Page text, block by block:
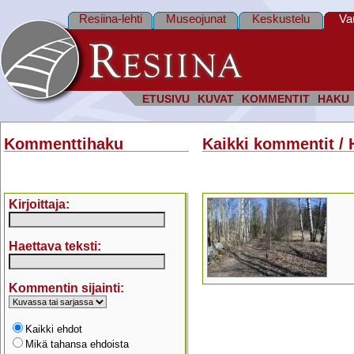
ETUSIVU KUVAT KOMMENTIT HAKU
Resiina-lehti Museojunat Keskustelu
Kommenttihaku
Kirjoittaja:
Haettava teksti:
Kommentin sijainti:
Kaikki ehdot
Mikä tahansa ehdoista
Kaikki kommentit /